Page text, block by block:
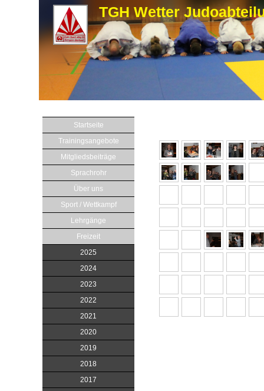
TGH Wetter
Startseite
Trainingsangebote
Mitgliedsbeiträge
Sprachrohr
Über uns
Sport / Wettkampf
Lehrgänge
Freizeit
2025
2024
2023
2022
2021
2020
2019
2018
2017